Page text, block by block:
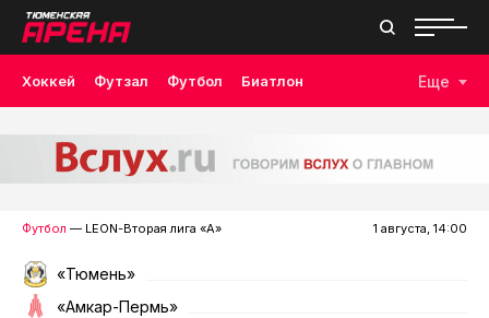
Хоккей Футзал Футбол Биатлон Еще
Футбол — LEON-Вторая лига «А» 1 августа, 14:00
«Тюмень»
«Амкар-Пермь»